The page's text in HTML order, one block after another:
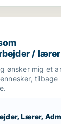
/
/
hr-
ønsker mig et
Lærer,